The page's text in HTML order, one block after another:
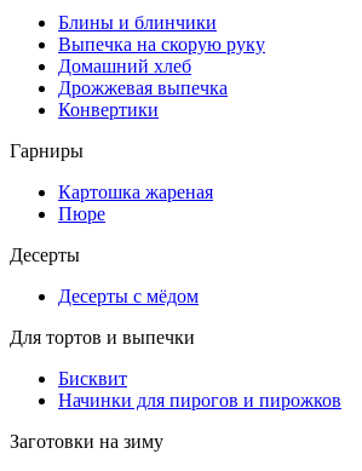
Блины и блинчики
Выпечка на скорую руку
Домашний хлеб
Дрожжевая выпечка
Конвертики
Гарниры
Картошка жареная
Пюре
Десерты
Десерты с мёдом
Для тортов и выпечки
Бисквит
Начинки для пирогов и пирожков
Заготовки на зиму